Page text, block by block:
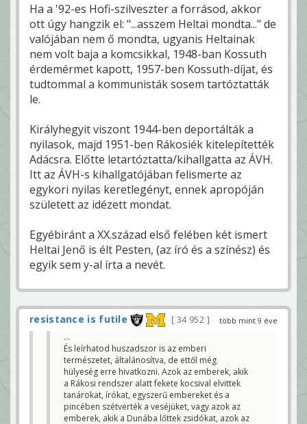
Ha a '92-es Hofi-szilveszter a forrásod, akkor
ott úgy hangzik el: "...asszem Heltai mondta..." de
valójában nem ő mondta, ugyanis Heltainak
nem volt baja a komcsikkal, 1948-ban Kossuth
érdemérmet kapott, 1957-ben Kossuth-díjat, és
tudtommal a kommunisták sosem tartóztatták
le.
Királyhegyit viszont 1944-ben deportálták a
nyilasok, majd 1951-ben Rákosiék kitelepítették
Adácsra. Előtte letartóztatta/kihallgatta az ÁVH.
Itt az ÁVH-s kihallgatójában felismerte az
egykori nyilas keretlegényt, ennek apropóján
született az idézett mondat.
Egyébiránt a XX.század első felében két ismert
Heltai Jenő is élt Pesten, (az író és a színész) és
egyik sem y-al írta a nevét.
több mint 9 éve
resistance is futile
34 952
...
És leírhatod huszadszor is az emberi
természetet, általánosítva, de ettől még
hülyeség erre hivatkozni. Azok az emberek, akik
a Rákosi rendszer alatt fekete kocsival elvittek
tanárokat, írókat, egyszerű embereket és a
pincében szétverték a veséjüket, vagy azok az
emberek, akik a Dunába lőttek zsidókat, azok az